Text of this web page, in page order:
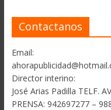
Contactanos
Email:
Director interino:
José Arias Padilla TELF.
PRENSA: 942697277 –